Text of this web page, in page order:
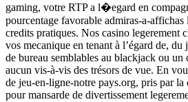
gaming, votre RTP a l�egard en
pourcentage favorable admiras-a-affichas
credits pratiques. Nos casino legerement
vos mecanique en tenant à l’égard de, du
de bureau semblables au blackjack ou un
aucun vis-à-vis des trésors de vue. En
de jeu-en-ligne-notre pays.org, pris par la
pour mansarde de divertissement